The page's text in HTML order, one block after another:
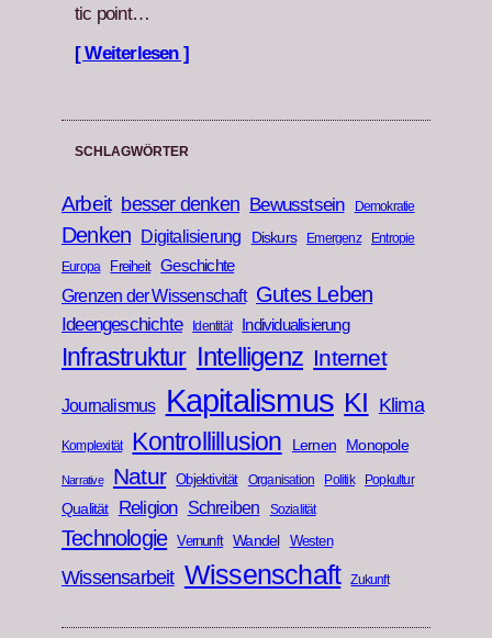
tic point…
[ Weiterlesen ]
SCHLAGWÖRTER
Arbeit besser denken Bewusstsein Demokratie
Denken Digitalisierung Diskurs Emergenz
Entropie
Europa
Freiheit Geschichte
Grenzen der Wissenschaft Gutes Leben
Ideengeschichte Identität Individualisierung
Infrastruktur Intelligenz Internet
Journalismus Kapitalismus KI Klima
Komplexität Kontrollillusion Lernen Monopole
Narrative Natur Objektivität Organisation Politik Popkultur
Qualität Religion Schreiben Sozialität
Technologie Vernunft Wandel Westen
Wissensarbeit Wissenschaft Zukunft